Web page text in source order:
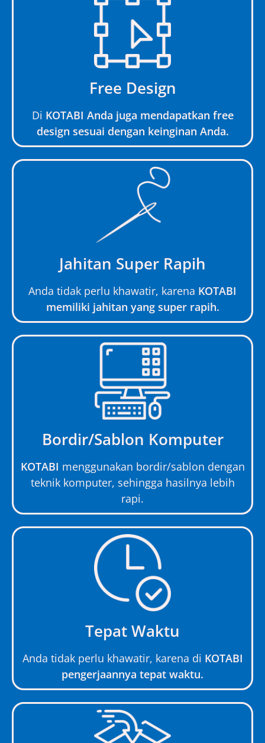
Free Design
Di KOTABI Anda juga mendapatkan free
design sesuai dengan keinginan Anda.
Jahitan Super Rapih
Anda tidak perlu khawatir, karena KOTABI
memiliki jahitan yang super rapih.
Bordir/Sablon Komputer
KOTABI menggunakan bordir/sablon dengan
teknik komputer, sehingga hasilnya lebih
rapi.
Tepat Waktu
Anda tidak perlu khawatir, karena di KOTABI
pengerjaannya tepat waktu.